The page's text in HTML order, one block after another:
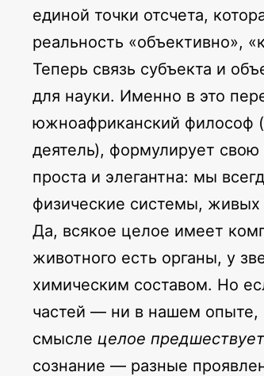
единой точки отсчета,
реальность «объективно»,
Теперь связь субъекта и
для науки. Именно в это
южноафриканский философ
деятель), формулирует
проста и элегантна: мы
физические системы,
Да, всякое целое имеет
животного есть органы, у
химическим составом. Но
частей — ни в нашем опыте,
смысле целое
сознание — разные